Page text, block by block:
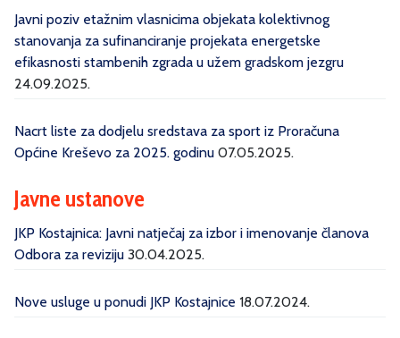
Javni poziv etažnim vlasnicima objekata kolektivnog
stanovanja za sufinanciranje projekata energetske
efikasnosti stambenih zgrada u užem gradskom jezgru
24.09.2025.
Nacrt liste za dodjelu sredstava za sport iz Proračuna
Općine Kreševo za 2025. godinu 07.05.2025.
Javne ustanove
JKP Kostajnica: Javni natječaj za izbor i imenovanje članova
Odbora za reviziju 30.04.2025.
Nove usluge u ponudi JKP Kostajnice 18.07.2024.